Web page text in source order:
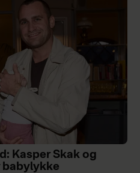
Kasper Skak og
babylykke